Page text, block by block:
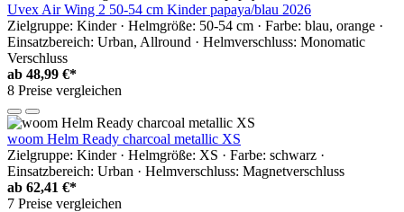
Uvex Air Wing 2 50-54 cm Kinder papaya/blau 2026
Zielgruppe: Kinder · Helmgröße: 50-54 cm · Farbe: blau, orange ·
Einsatzbereich: Urban, Allround · Helmverschluss: Monomatic
Verschluss
ab 48,99 €*
8 Preise vergleichen
woom Helm Ready charcoal metallic XS
Zielgruppe: Kinder · Helmgröße: XS · Farbe: schwarz ·
Einsatzbereich: Urban · Helmverschluss: Magnetverschluss
ab 62,41 €*
7 Preise vergleichen